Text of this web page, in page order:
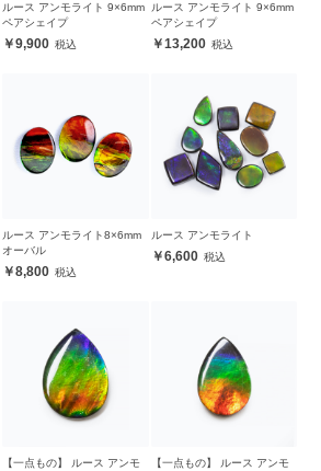
ルース アンモライト 9×6mm
ペアシェイプ
9,900
ルース アンモライト 9×6mm
ペアシェイプ
13,200
ルース アンモライト8×6mm
オーバル
8,800
ルース アンモライト
6,600
【一点もの】 ルース アンモ
【一点もの】 ルース アンモ